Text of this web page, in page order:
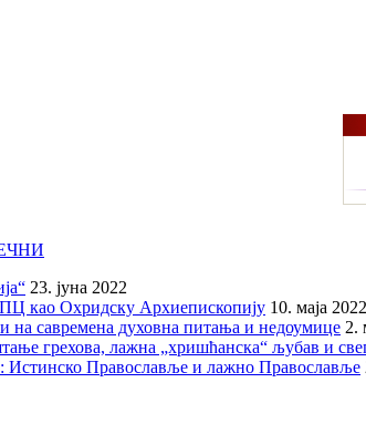
23. јуна 2022
као Охридску Архиепископију 10. маја 2022
на савремена духовна питања и недоумице 2.
грехова, лажна „хришћанска“ љубав и
Истинско Православље и лажно Православље